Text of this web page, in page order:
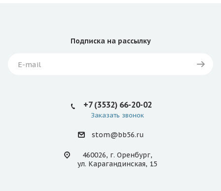
Подписка на рассылку
+7 (3532) 66-20-02
Заказать звонок
stom@bb56.ru
460026, г. Оренбург,
ул. Карагандинская, 15